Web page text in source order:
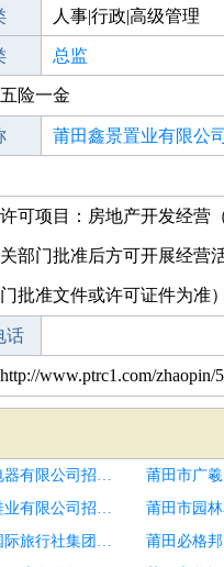
人事|行政|高级管理
高级管理
总监
险一金
莆田鑫景置业有限公司
可项目：房地产开发经营
部门批准后方可开展经营
批准文件或许可证件为准）
话
www.ptrc1.com/zhaopin/
莆田市三鑫电器有限公司招聘项目总监
莆田市力奴鞋业有限公司招聘精装经理总监
莆田市海神国际旅行社集团有限公司招聘客服总监